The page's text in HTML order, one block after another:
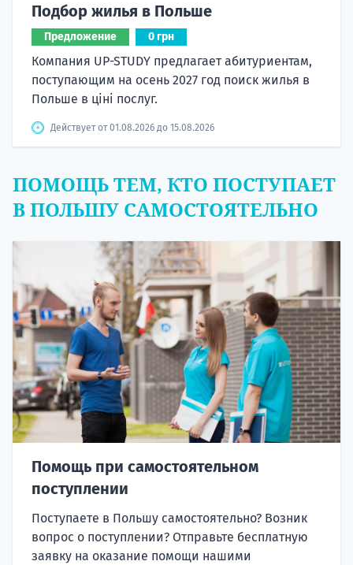
Подбор жилья в Польше
Предложение 0 грн
Компания UP-STUDY предлагает абитуриентам,
поступающим на осень 2027 год поиск жилья в
Польше в ціні послуг.
Действует от 01.08.2026 до 15.08.2026
ПОМОЩЬ ТЕМ, КТО ПОСТУПАЕТ
В ПОЛЬШУ САМОСТОЯТЕЛЬНО
Помощь при самостоятельном
поступлении
Поступаете в Польшу самостоятельно? Возник
вопрос о поступлении? Отправьте бесплатную
заявку на оказание помощи нашими